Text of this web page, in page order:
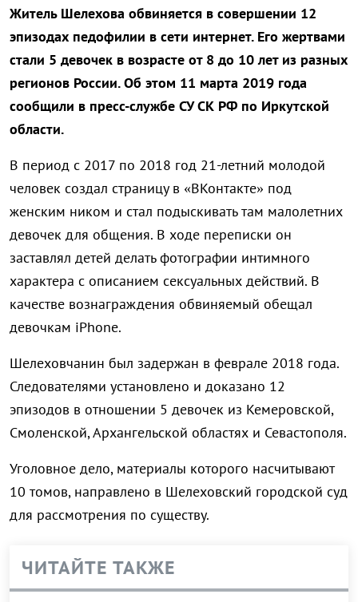
Житель Шелехова обвиняется в совершении 12
эпизодах педофилии в сети интернет. Его жертвами
стали 5 девочек в возрасте от 8 до 10 лет из разных
регионов России. Об этом 11 марта 2019 года
сообщили в пресс-службе СУ СК РФ по Иркутской
области.
В период с 2017 по 2018 год 21-летний молодой
человек создал страницу в «ВКонтакте» под
женским ником и стал подыскивать там малолетних
девочек для общения. В ходе переписки он
заставлял детей делать фотографии интимного
характера с описанием сексуальных действий. В
качестве вознаграждения обвиняемый обещал
девочкам iPhone.
Шелеховчанин был задержан в феврале 2018 года.
Следователями установлено и доказано 12
эпизодов в отношении 5 девочек из Кемеровской,
Смоленской, Архангельской областях и Севастополя.
Уголовное дело, материалы которого насчитывают
10 томов, направлено в Шелеховский городской суд
для рассмотрения по существу.
ЧИТАЙТЕ ТАКЖЕ